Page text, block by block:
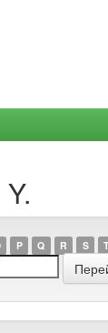
P Q R S